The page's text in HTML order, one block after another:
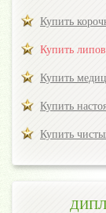
Купить
Купить
Купить
Купить
Купить